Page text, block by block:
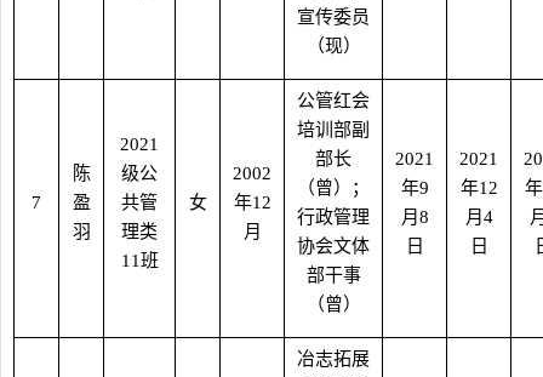
宣传委员
（现）
7
陈
盈
羽
2021
级公
共管
理类
11班
女
2002
年12
月
公管红会
培训部副
部长
（曾）；
行政管理
协会文体
部干事
（曾）
2021
年9
月8
日
2021
年12
月4
日
年
冶志拓展